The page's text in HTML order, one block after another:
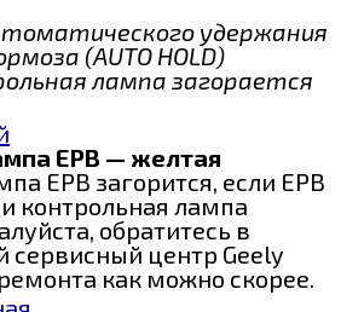
удержания
(AUTO HOLD)
лампа загорается
EPB — желтая
EPB загорится, если EPB
контрольная лампа
обратитесь в
сервисный центр Geely
как можно скорее.